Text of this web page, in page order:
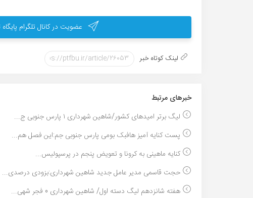
عضویت در کانال تلگرام
لینک کوتاه خبر
خبر‌های مرتبط
لیگ برتر امیدهای کشور/شاهین شهرداری ۱ پارس جنوبی ج...
پست کنایه آمیز هافبک بومی پارس جنوبی جم:این فصل هم...
کنایه ماهینی به کرونا و تعویض پنجم در پرسپولیس...
حجت قاسمی مدیر عامل جدید شاهین شهرداری:بزودی درصدی...
هفته شانزدهم لیگ دسته اول/ شاهین شهرداری 0 فجر شهی...